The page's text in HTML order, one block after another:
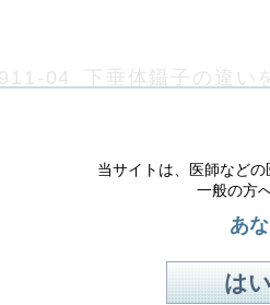
04_下垂体鑷子の違い
刺針(大)/07-213-00脳室
脳室穿刺針の直径や全長
当サイトは、医師など
一般の方
あ
は